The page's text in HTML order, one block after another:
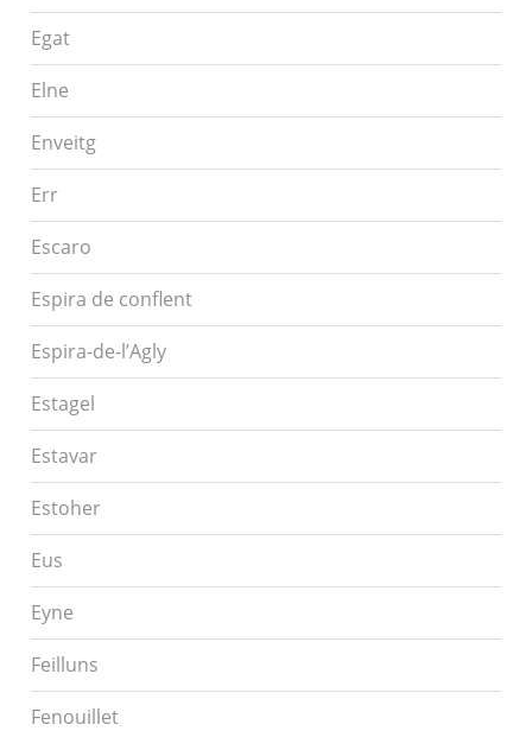
Egat
Elne
Enveitg
Err
Escaro
Espira de conflent
Espira-de-l’Agly
Estagel
Estavar
Estoher
Eus
Eyne
Feilluns
Fenouillet